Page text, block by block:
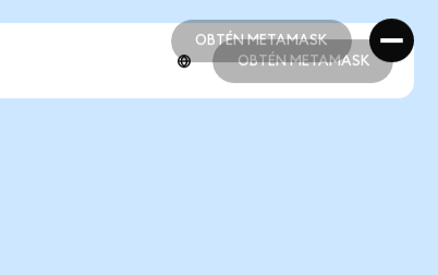
OBTÉN METAMASK
OBTÉN METAMASK
OBTÉN METAMASK